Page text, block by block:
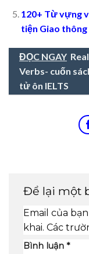
120+ Từ vựng
tiện Giao
ĐỌC NGAY
Verbs- cuốn
tử ôn IELTS
Để lại một
Email của
khai. Các
Bình luận *